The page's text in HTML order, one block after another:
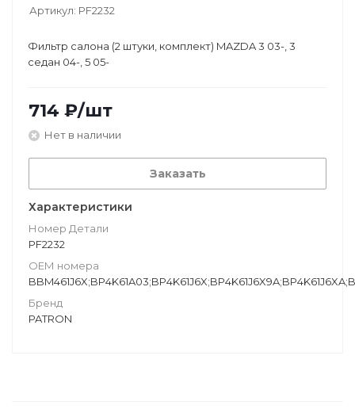
Артикул: PF2232
Фильтр салона (2 штуки, комплект) MAZDA 3 03-, 3
седан 04-, 5 05-
714 ₽/шт
Нет в наличии
Заказать
Характеристики
Номер Детали
PF2232
ОЕМ номера
Бренд
PATRON